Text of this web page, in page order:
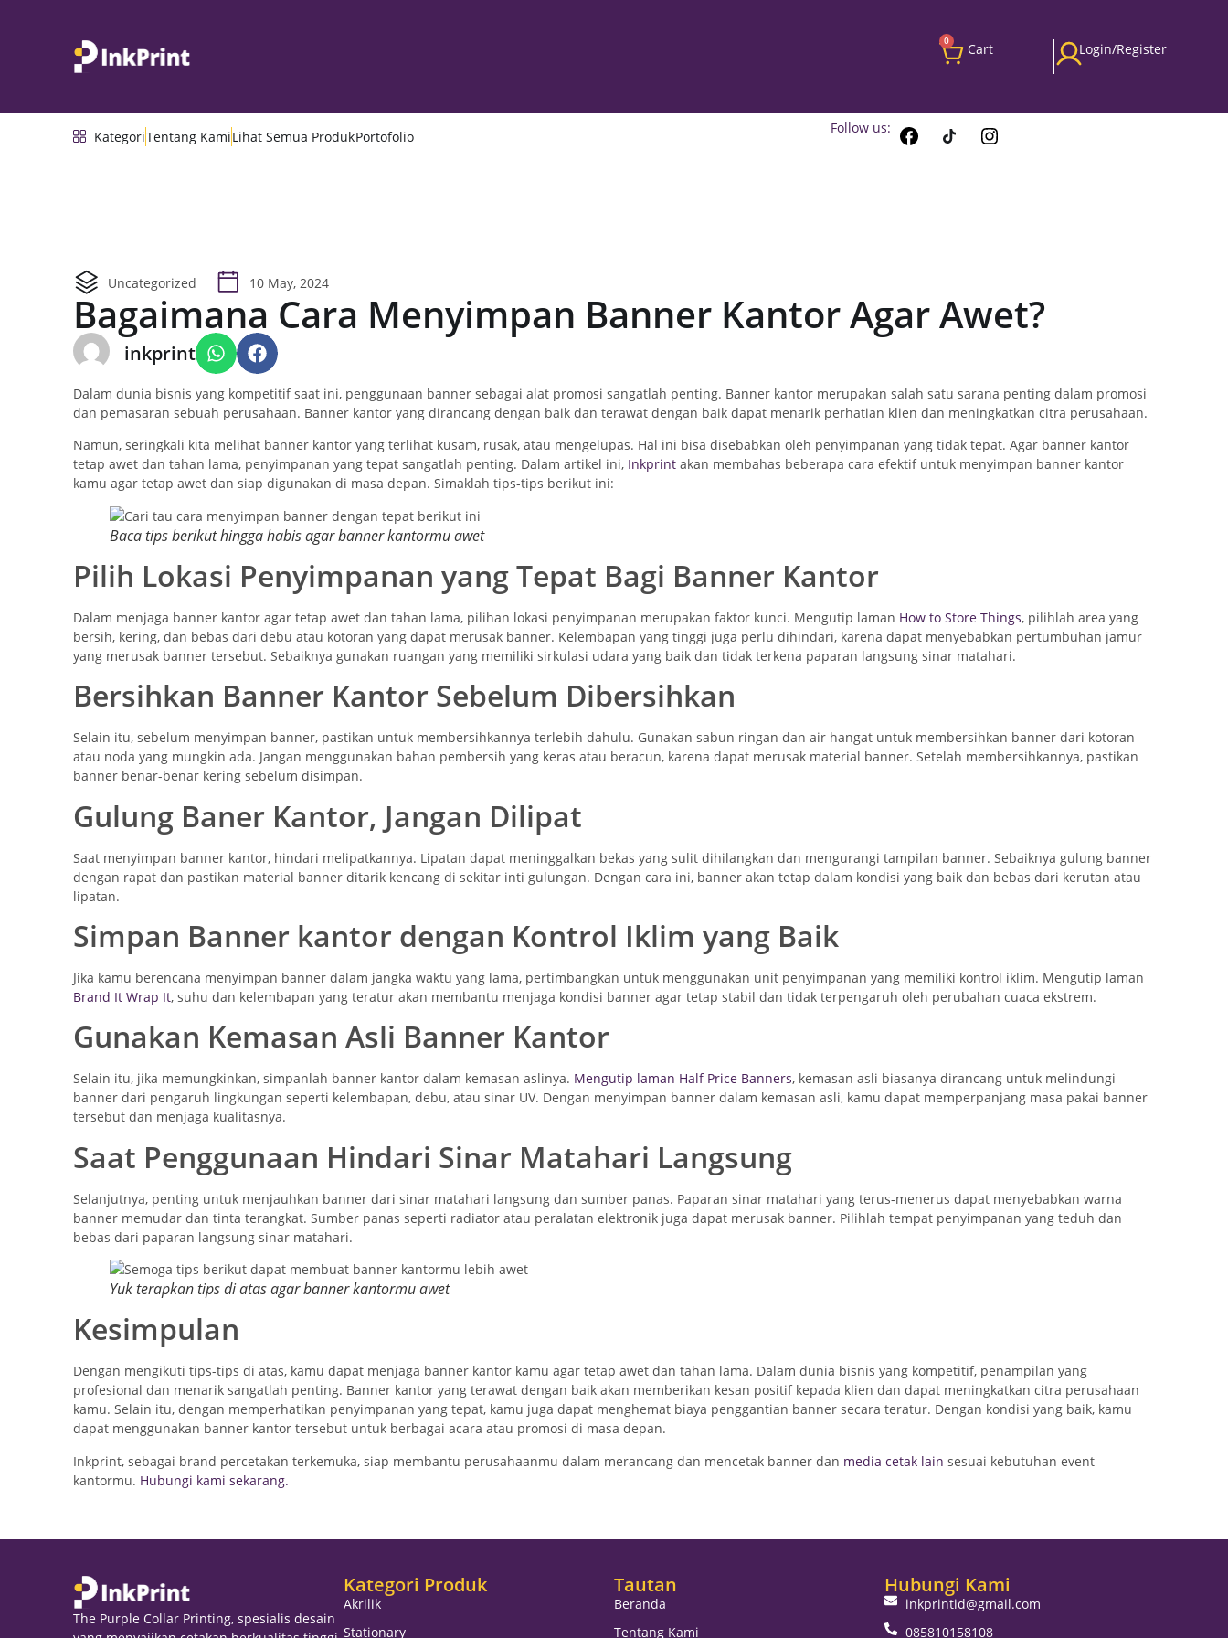
0 Cart Login/Register
KategoriTentang KamiLihat Semua ProdukPortofolio Follow us:
Uncategorized 10 May, 2024
Bagaimana Cara Menyimpan Banner Kantor Agar Awet?
inkprint
Dalam dunia bisnis yang kompetitif saat ini, penggunaan banner sebagai alat promosi sangatlah penting. Banner kantor merupakan salah satu sarana penting dalam promosi
dan pemasaran sebuah perusahaan. Banner kantor yang dirancang dengan baik dan terawat dengan baik dapat menarik perhatian klien dan meningkatkan citra perusahaan.
Namun, seringkali kita melihat banner kantor yang terlihat kusam, rusak, atau mengelupas. Hal ini bisa disebabkan oleh penyimpanan yang tidak tepat. Agar banner kantor
tetap awet dan tahan lama, penyimpanan yang tepat sangatlah penting. Dalam artikel ini, Inkprint akan membahas beberapa cara efektif untuk menyimpan banner kantor
kamu agar tetap awet dan siap digunakan di masa depan. Simaklah tips-tips berikut ini:
Baca tips berikut hingga habis agar banner kantormu awet
Pilih Lokasi Penyimpanan yang Tepat Bagi Banner Kantor
Dalam menjaga banner kantor agar tetap awet dan tahan lama, pilihan lokasi penyimpanan merupakan faktor kunci. Mengutip laman How to Store Things, pilihlah area yang
bersih, kering, dan bebas dari debu atau kotoran yang dapat merusak banner. Kelembapan yang tinggi juga perlu dihindari, karena dapat menyebabkan pertumbuhan jamur
yang merusak banner tersebut. Sebaiknya gunakan ruangan yang memiliki sirkulasi udara yang baik dan tidak terkena paparan langsung sinar matahari.
Bersihkan Banner Kantor Sebelum Dibersihkan
Selain itu, sebelum menyimpan banner, pastikan untuk membersihkannya terlebih dahulu. Gunakan sabun ringan dan air hangat untuk membersihkan banner dari kotoran
atau noda yang mungkin ada. Jangan menggunakan bahan pembersih yang keras atau beracun, karena dapat merusak material banner. Setelah membersihkannya, pastikan
banner benar-benar kering sebelum disimpan.
Gulung Baner Kantor, Jangan Dilipat
Saat menyimpan banner kantor, hindari melipatkannya. Lipatan dapat meninggalkan bekas yang sulit dihilangkan dan mengurangi tampilan banner. Sebaiknya gulung banner
dengan rapat dan pastikan material banner ditarik kencang di sekitar inti gulungan. Dengan cara ini, banner akan tetap dalam kondisi yang baik dan bebas dari kerutan atau
lipatan.
Simpan Banner kantor dengan Kontrol Iklim yang Baik
Jika kamu berencana menyimpan banner dalam jangka waktu yang lama, pertimbangkan untuk menggunakan unit penyimpanan yang memiliki kontrol iklim. Mengutip laman
Brand It Wrap It, suhu dan kelembapan yang teratur akan membantu menjaga kondisi banner agar tetap stabil dan tidak terpengaruh oleh perubahan cuaca ekstrem.
Gunakan Kemasan Asli Banner Kantor
Selain itu, jika memungkinkan, simpanlah banner kantor dalam kemasan aslinya. Mengutip laman Half Price Banners, kemasan asli biasanya dirancang untuk melindungi
banner dari pengaruh lingkungan seperti kelembapan, debu, atau sinar UV. Dengan menyimpan banner dalam kemasan asli, kamu dapat memperpanjang masa pakai banner
tersebut dan menjaga kualitasnya.
Saat Penggunaan Hindari Sinar Matahari Langsung
Selanjutnya, penting untuk menjauhkan banner dari sinar matahari langsung dan sumber panas. Paparan sinar matahari yang terus-menerus dapat menyebabkan warna
banner memudar dan tinta terangkat. Sumber panas seperti radiator atau peralatan elektronik juga dapat merusak banner. Pilihlah tempat penyimpanan yang teduh dan
bebas dari paparan langsung sinar matahari.
Yuk terapkan tips di atas agar banner kantormu awet
Kesimpulan
Dengan mengikuti tips-tips di atas, kamu dapat menjaga banner kantor kamu agar tetap awet dan tahan lama. Dalam dunia bisnis yang kompetitif, penampilan yang
profesional dan menarik sangatlah penting. Banner kantor yang terawat dengan baik akan memberikan kesan positif kepada klien dan dapat meningkatkan citra perusahaan
kamu. Selain itu, dengan memperhatikan penyimpanan yang tepat, kamu juga dapat menghemat biaya penggantian banner secara teratur. Dengan kondisi yang baik, kamu
dapat menggunakan banner kantor tersebut untuk berbagai acara atau promosi di masa depan.
Inkprint, sebagai brand percetakan terkemuka, siap membantu perusahaanmu dalam merancang dan mencetak banner dan media cetak lain sesuai kebutuhan event
kantormu. Hubungi kami sekarang.
The Purple Collar Printing, spesialis desain
Kategori Produk
Akrilik
Stationary
Tautan
Beranda
Tentang Kami
Hubungi Kami
inkprintid@gmail.com
085810158108